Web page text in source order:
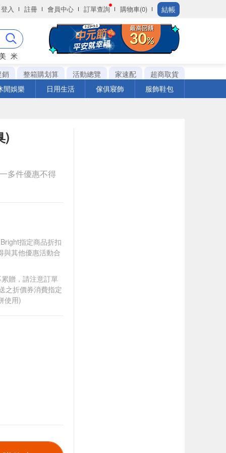
登入 註冊 會員中心 訂單查詢 購物車(0) 結帳
米
銷
整箱購划算 活動總覽 家速配
超商取貨
閒娛樂
日用生活 傢俱寢飾 服飾鞋包
)
多件優惠不得
指定商品折扣
與其他優惠活動合
贈，請注意訂單
之折價券消費指定
使用)